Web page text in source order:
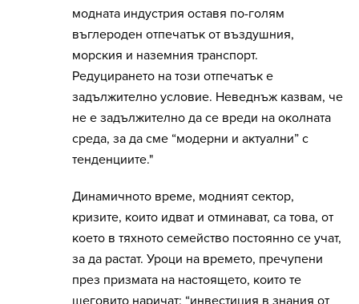
модната индустрия оставя по-голям
въглероден отпечатък от въздушния,
морския и наземния транспорт.
Редуцирането на този отпечатък е
задължително условие. Неведнъж казвам, че
не е задължително да се вреди на околната
среда, за да сме “модерни и актуални” с
тенденциите."
Динамичното време, модният сектор,
кризите, които идват и отминават, са това, от
което в тяхното семейство постоянно се учат,
за да растат. Уроци на времето, пречупени
през призмата на настоящето, които те
шеговито наричат: “инвестиция в знания от